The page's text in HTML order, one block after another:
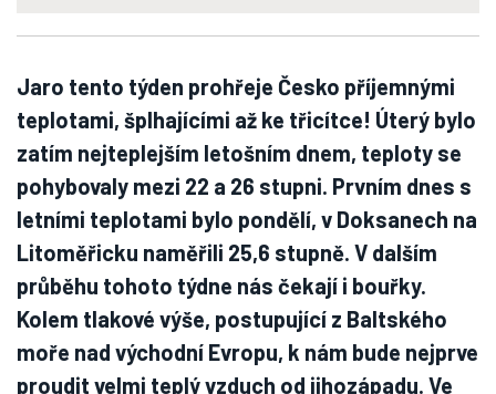
Jaro tento týden prohřeje Česko příjemnými
teplotami, šplhajícími až ke třicítce! Úterý bylo
zatím nejteplejším letošním dnem, teploty se
pohybovaly mezi 22 a 26 stupni. Prvním dnes s
letními teplotami bylo pondělí, v Doksanech na
Litoměřicku naměřili 25,6 stupně. V dalším
průběhu tohoto týdne nás čekají i bouřky.
Kolem tlakové výše, postupující z Baltského
moře nad východní Evropu, k nám bude nejprve
proudit velmi teplý vzduch od jihozápadu. Ve